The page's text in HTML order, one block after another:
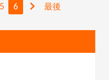
5 6 最後